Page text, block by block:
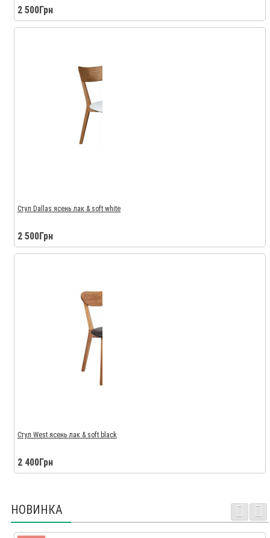
2 500Грн
Стул Dallas ясень лак & soft white
2 500Грн
Стул West ясень лак & soft black
2 400Грн
НОВИНКА